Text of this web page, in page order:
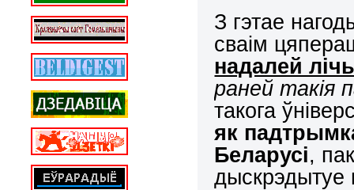
З гэтае
сваім
надалей
раней такія
такога
як
Беларусі,
дыскрэдытуе